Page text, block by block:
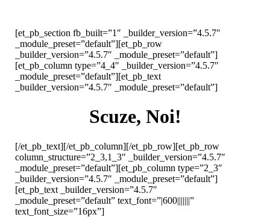
[et_pb_section fb_built=”1″ _builder_version=”4.5.7″
_module_preset=”default”][et_pb_row
_builder_version=”4.5.7″ _module_preset=”default”]
[et_pb_column type=”4_4″ _builder_version=”4.5.7″
_module_preset=”default”][et_pb_text
_builder_version=”4.5.7″ _module_preset=”default”]
Scuze, Noi!
[/et_pb_text][/et_pb_column][/et_pb_row][et_pb_row
column_structure=”2_3,1_3″ _builder_version=”4.5.7″
_module_preset=”default”][et_pb_column type=”2_3″
_builder_version=”4.5.7″ _module_preset=”default”]
[et_pb_text _builder_version=”4.5.7″
_module_preset=”default” text_font=”|600|||||||”
text_font_size=”16px”]